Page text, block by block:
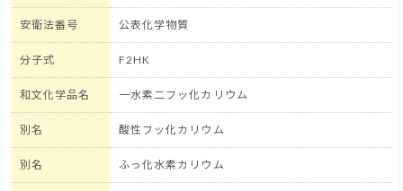
安衛法番号 公表化学物質
分子式 F2HK
和文化学品名 一水素二フッ化カリウム
別名 酸性フッ化カリウム
別名 ふっ化水素カリウム